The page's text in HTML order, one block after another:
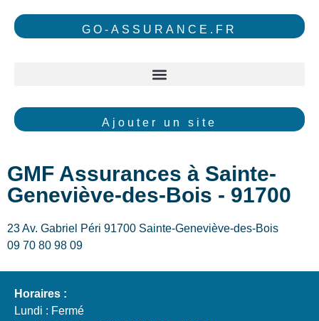
GO-ASSURANCE.FR
Ajouter un site
GMF Assurances à Sainte-
Geneviève-des-Bois - 91700
23 Av. Gabriel Péri 91700 Sainte-Geneviève-des-Bois
09 70 80 98 09
Horaires :
Lundi : Fermé